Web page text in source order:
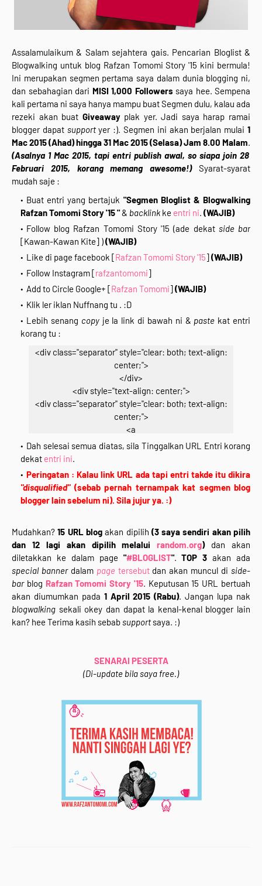
Assalamulaikum & Salam sejahtera gais. Pencarian Bloglist &
Blogwalking untuk blog Rafzan Tomomi Story '15 kini bermula!
Ini merupakan segmen pertama saya dalam dunia blogging ni,
dan sebahagian dari MISI 1,000 Followers saya hee. Sempena
kali pertama ni saya hanya mampu buat Segmen dulu, kalau ada
rezeki akan buat Giveawayplak yer. Jadi saya harap ramai
blogger dapat supportyer :). Segmen ini akan berjalan mulai1
Mac 2015 (Ahad) hingga 31 Mac 2015 (Selasa) Jam 8.00 Malam.
(Asalnya 1 Mac 2015, tapi entri publish awal, so siapa join 28
Februari 2015, korang memang awesome!)Syarat-syarat
mudah saje :
Buat entri yang bertajuk "Segmen Bloglist & Blogwalking
Rafzan Tomomi Story '15 "& backlink ke entri ni. (WAJIB)
Follow blog Rafzan Tomomi Story '15 (ade dekat side bar
[Kawan-Kawan Kite] )(WAJIB)
Like di page facebook [Rafzan Tomomi Story '15](WAJIB)
Follow Instagram [rafzantomomi]
Add to Circle Google+ [Rafzan Tomomi](WAJIB)
Klik ler iklan Nuffnang tu . :D
Lebih senang copyje la link di bawah ni & paste kat entri
korang tu :
<div class="separator" style="clear: both; text-align:
center;">
</div>
<div style="text-align: center;">
<div class="separator" style="clear: both; text-align:
center;">
<a
href="http://www.rafzantomomi.com/2015/02/segme
n-bloglist-blogwalking-rts15.html" target="_blank">
src="https://blogger.googleusercontent.com/img/b/R
29vZ2xl/AVvXsEgfb8STwhldHVTzTCWigsElGqc_PPVf1
L5qUXhS9j3KuPpvitzWd14rv6GnZ4hXUL_vSqUXDKrxK
86kYhhiM8cMtGDAblkOIKR3E/s1600/segmen.png"
height="400" width="400" /></a></div>
<div class="separator" style="clear: both; text-align:
center;">
<br /></div>
<div class="separator" style="clear: both; text-align:
center;">
<i>Klik Pada Gambar Kalau Nak Join :)</i></div>
Syarat-syarat mudah saje :</div>
<div style="text-align: justify;">
<li>Buat entri yang bertajuk <b>"Segmen Bloglist
&amp; Blogwalking Rafzan Tomomi Story '15 "
</b>&nbsp;&amp; <i>backlink </i>ke <a
href="http://www.rafzantomomi.com/2015/02/segme
n-bloglist-blogwalking-rts15.html"
target="_blank">entri ni</a>.</li>
<li>Follow blog Rafzan Tomomi Story '15 (ade dekat
<i>side bar</i> [Kawan-Kawan Kite] )&nbsp;</li>
<li>Like di page facebook [<a
href="https://www.facebook.com/rafzantomomistory"
Dah selesai semua diatas, sila Tinggalkan URL Entri korang
dekat entri ini.
Peringatan : Kalau link URL ada tapi entri takde itu dikira
"disqualified"(sebab pernah ternampak kat segmen blog
blogger lain sebelum ni). Sila jujur ya. :)
Mudahkan?15 URL blogakan dipilih (3 saya sendiri akan pilih
dan 12 lagi akan dipilih melaluirandom.org) dan akan
diletakkan ke dalam page "#BLOGLIST".TOP 3 akan ada
special bannerdalam page tersebutdan akan muncul diside-
barblog Rafzan Tomomi Story '15. Keputusan 15 URL bertuah
akan diumumkan pada 1 April 2015 (Rabu). Jangan lupa nak
blogwalking sekali okey dan dapat la kenal-kenal blogger lain
kan? hee Terima kasih sebabsupport saya. :)
SENARAI PESERTA
(Di-update bila saya free.)